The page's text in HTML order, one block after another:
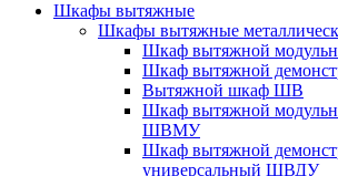
Шкафы вытяжные
Шкафы вытяжные
Шкаф вытяжной
Шкаф вытяжной
Вытяжной шкаф ШВ
Шкаф вытяжной
ШВМУ
Шкаф вытяжной
универсальный ШВДУ